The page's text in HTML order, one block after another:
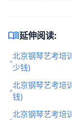
menu_book延伸阅读:
北京钢琴艺考培
少钱)
北京钢琴艺考培
钱)
北京钢琴艺考培